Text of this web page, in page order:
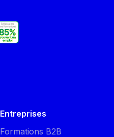
Entreprises
Formations B2B